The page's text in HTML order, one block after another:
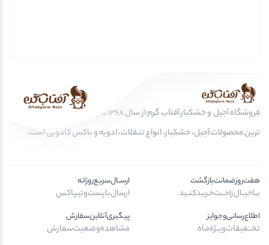
فروشگاه آجیل و خشکبار آفتاب گرم از سال 1368 تا به امروز، عرضه کننده مرغوب
ترین محصولات آجیل، خشکبار، انواع تنقلات، ادویه و باکس کادویی است.
هفت‌روز‌ضمانت‌بازگشت
بــا‌خیــال‌راحـــت‌خـرید‌کنــید
ارســال‌سریع‌روزانه
ارسال‌با‌پست‌و‌تیپاکس
اطلاع‌رسانی‌و‌جوایز
تخـــفیفات‌ویــژه‌مـاه
پیگیری‌آنلاین‌سفارش
مشاهده‌وضعیت‌سفارش